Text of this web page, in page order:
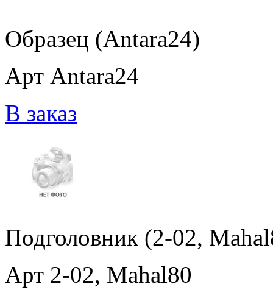
Образец (Antara24)
Арт Antara24
В заказ
Подголовник (2-02,
Арт 2-02, Mahal80